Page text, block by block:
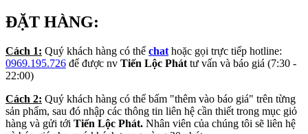
ĐẶT HÀNG:
Cách 1: Quý khách hàng có thể chat hoặc gọi trực tiếp hotline:
0969.195.726 để được nv Tiến Lộc Phát tư vấn và báo giá (7:30 -
22:00)
Cách 2: Quý khách hàng có thể bấm "thêm vào báo giá" trên từng
sản phẩm, sau đó nhập các thông tin liên hệ cần thiết trong mục giỏ
hàng và gửi tới Tiến Lộc Phát. Nhân viên của chúng tôi sẽ liên hệ